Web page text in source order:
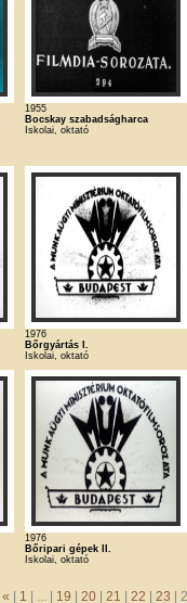
1955
Bocskay szabadságharca
Iskolai, oktató
1976
Bőrgyártás I.
Iskolai, oktató
1976
Bőripari gépek II.
Iskolai, oktató
« | 1 | ... | 19 | 20| 21 | 22 | 23 |